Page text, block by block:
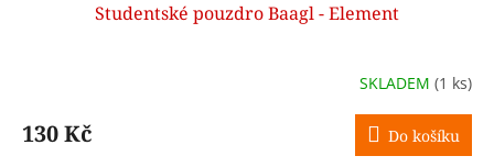
Studentské pouzdro Baagl - Element
SKLADEM (1 ks)
130 Kč Do košíku